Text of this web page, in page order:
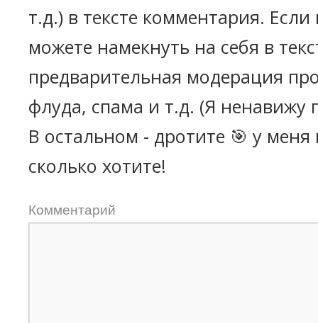
т.д.) в тексте комментария.
можете намекнуть на себя в
предварительная модерация
флуда, спама и т.д. (Я ненавижу
В остальном - дротите 🎯 у
сколько хотите!
Комментарий